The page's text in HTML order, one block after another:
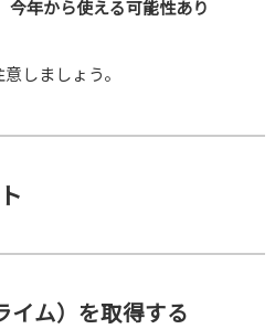
今年から使える可能性あり
しましょう。
イム）を取得する